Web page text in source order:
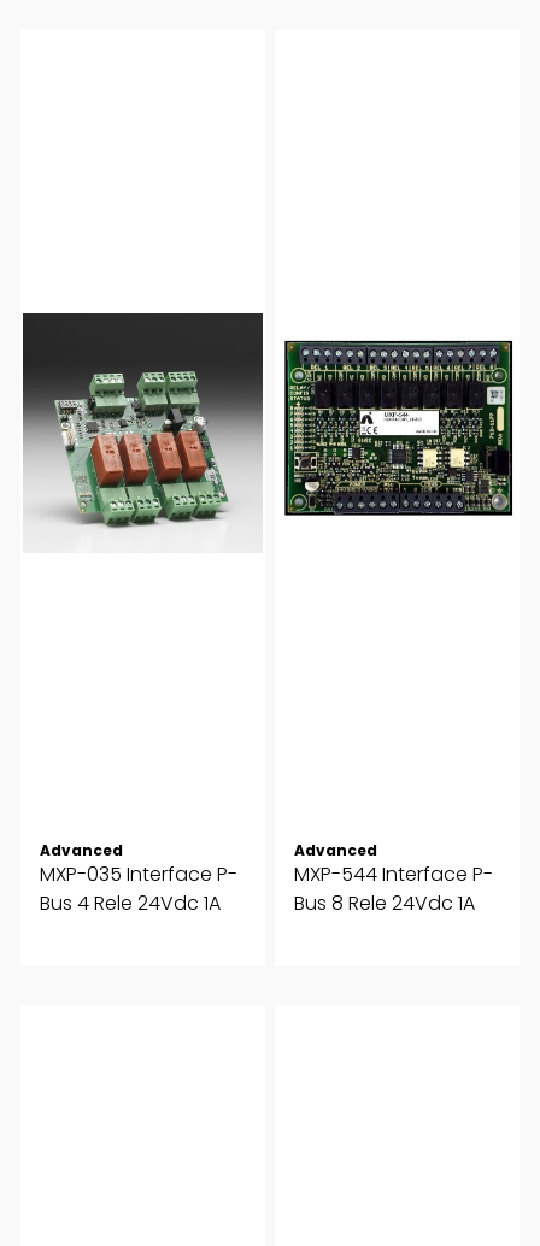
Advanced
MXP-035 Interface P-
Bus 4 Rele 24Vdc 1A
Advanced
MXP-544 Interface P-
Bus 8 Rele 24Vdc 1A